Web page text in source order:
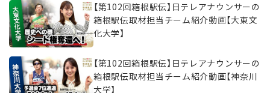
【第102回箱根駅伝】日テレアナウンサーの
箱根駅伝取材担当チーム紹介動画【大東文
化大学】
【第102回箱根駅伝】日テレアナウンサーの
箱根駅伝取材担当チーム紹介動画【神奈川
大学】